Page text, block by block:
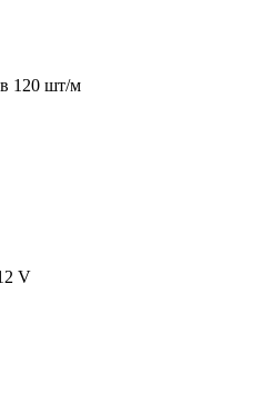
120 шт/м
V